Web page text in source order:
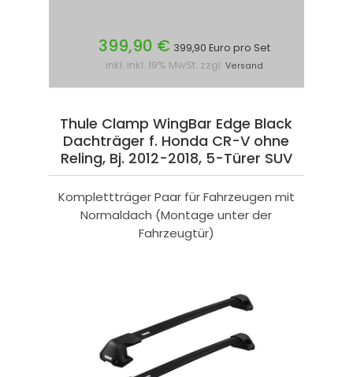
399,90 € 399,90 Euro pro Set
inkl. inkl. 19% MwSt. zzgl. Versand
Thule Clamp WingBar Edge Black
Dachträger f. Honda CR-V ohne
Reling, Bj. 2012-2018, 5-Türer SUV
Komplettträger Paar für Fahrzeugen mit
Normaldach (Montage unter der
Fahrzeugtür)